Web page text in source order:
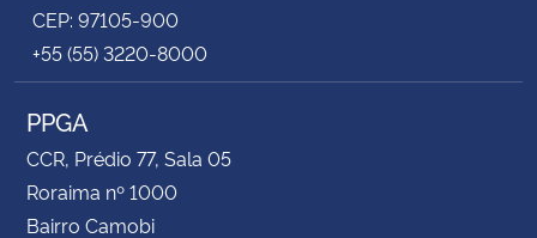
CEP: 97105-900
+55 (55) 3220-8000
PPGA
CCR, Prédio 77, Sala 05
Roraima nº 1000
Bairro Camobi